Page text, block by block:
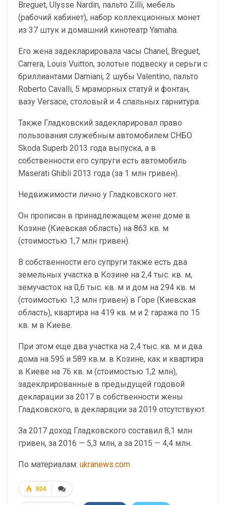
Breguet, Ulysse Nardin, пальто Zilli, мебель
(рабочий кабинет), набор коллекционных монет
из 37 штук и домашний кинотеатр Yamaha.
Его жена задекларировала часы Chanel, Breguet,
Carrera, Louis Vuitton, золотые подвеску и серьги с
бриллиантами Damiani, 2 шубы Valentino, пальто
Roberto Cavalli, 5 мраморных статуй и фонтан,
вазу Versace, столовый и 4 спальных гарнитура.
Также Гладковский задекларировал право
пользования служебным автомобилем СНБО
Skoda Superb 2013 года выпуска, а в
собственности его супруги есть автомобиль
Maserati Ghibli 2013 года (за 1 млн гривен).
Недвижимости лично у Гладковского нет.
Он прописан в принадлежащем жене доме в
Козине (Киевская область) на 863 кв. м
(стоимостью 1,7 млн гривен).
В собственности его супруги также есть два
земельных участка в Козине на 2,4 тыс. кв. м,
земучасток на 0,6 тыс. кв. м и дом на 294 кв. м
(стоимостью 1,3 млн гривен) в Горе (Киевская
область), квартира на 419 кв. м и 2 гаража по 15
кв. м в Киеве.
При этом еще два участка на 2,4 тыс. кв. м и два
дома на 595 и 589 кв.м. в Козине, как и квартира
в Киеве на 76 кв. м (стоимостью 1,2 млн),
задеклрированные в предыдущей годовой
декларации за 2017 в собственности жены
Гладковского, в декларации за 2019 отсутствуют.
За 2017 доход Гладковского составил 8,1 млн
гривен, за 2016 — 5,3 млн, а за 2015 — 4,4 млн.
По материалам: ukranews.com
804